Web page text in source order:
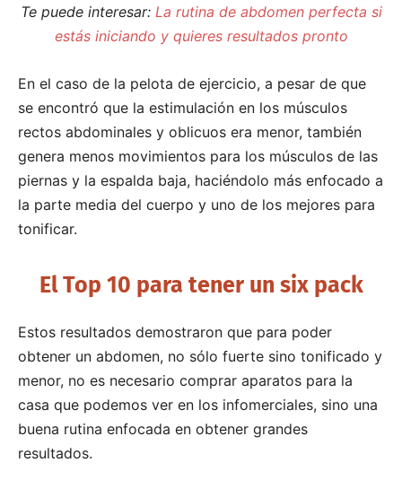
Te puede interesar: La rutina de abdomen perfecta si
estás iniciando y quieres resultados pronto
En el caso de la pelota de ejercicio, a pesar de que
se encontró que la estimulación en los músculos
rectos abdominales y oblicuos era menor, también
genera menos movimientos para los músculos de las
piernas y la espalda baja, haciéndolo más enfocado a
la parte media del cuerpo y uno de los mejores para
tonificar.
El Top 10 para tener un six pack
Estos resultados demostraron que para poder
obtener un abdomen, no sólo fuerte sino tonificado y
menor, no es necesario comprar aparatos para la
casa que podemos ver en los infomerciales, sino una
buena rutina enfocada en obtener grandes
resultados.